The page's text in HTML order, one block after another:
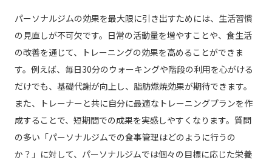
パーソナルジムの効果を最大限に引き出すためには、生活習慣
の見直しが不可欠です。日常の活動量を増やすことや、食生活
の改善を通じて、トレーニングの効果を高めることができま
す。例えば、毎日30分のウォーキングや階段の利用を心がける
だけでも、基礎代謝が向上し、脂肪燃焼効果が期待できます。
また、トレーナーと共に自分に最適なトレーニングプランを作
成することで、短期間での成果を実感しやすくなります。質問
の多い「パーソナルジムでの食事管理はどのように行うの
か？」に対して、パーソナルジムでは個々の目標に応じた栄養